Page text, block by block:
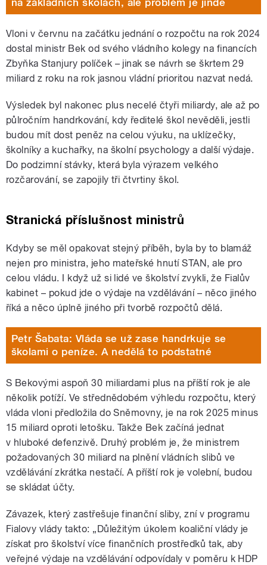
na základních školách, ale problém je jinde
Vloni v červnu na začátku jednání o rozpočtu na rok 2024
dostal ministr Bek od svého vládního kolegy na financích
Zbyňka Stanjury políček – jinak se návrh se škrtem 29
miliard z roku na rok jasnou vládní prioritou nazvat nedá.
Výsledek byl nakonec plus necelé čtyři miliardy, ale až po
půlročním handrkování, kdy ředitelé škol nevěděli, jestli
budou mít dost peněz na celou výuku, na uklízečky,
školníky a kuchařky, na školní psychology a další výdaje.
Do podzimní stávky, která byla výrazem velkého
rozčarování, se zapojily tři čtvrtiny škol.
Stranická příslušnost ministrů
Kdyby se měl opakovat stejný příběh, byla by to blamáž
nejen pro ministra, jeho mateřské hnutí STAN, ale pro
celou vládu. I když už si lidé ve školství zvykli, že Fialův
kabinet – pokud jde o výdaje na vzdělávání – něco jiného
říká a něco úplně jiného při tvorbě rozpočtů dělá.
Petr Šabata: Vláda se už zase handrkuje se
školami o peníze. A nedělá to podstatné
S Bekovými aspoň 30 miliardami plus na příští rok je ale
několik potíží. Ve střednědobém výhledu rozpočtu, který
vláda vloni předložila do Sněmovny, je na rok 2025 minus
15 miliard oproti letošku. Takže Bek začíná jednat
v hluboké defenzivě. Druhý problém je, že ministrem
požadovaných 30 miliard na plnění vládních slibů ve
vzdělávání zkrátka nestačí. A příští rok je volební, budou
se skládat účty.
Závazek, který zastřešuje finanční sliby, zní v programu
Fialovy vlády takto: „Důležitým úkolem koaliční vlády je
získat pro školství více finančních prostředků tak, aby
veřejné výdaje na vzdělávání odpovídaly v poměru k HDP